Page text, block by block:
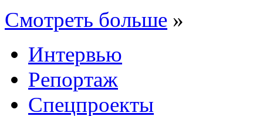
Смотреть больше »
Интервью
Репортаж
Спецпроекты